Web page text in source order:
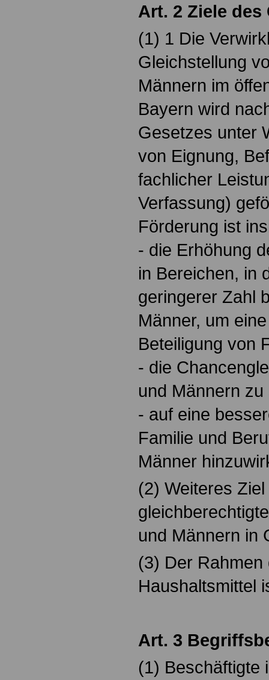
Art. 2 Ziele des
(1) 1 Die
Gleichstellung
Männern im
Bayern wird
Gesetzes unter
von Eignung,
fachlicher
Verfassung)
Förderung ist
- die Erhöhung
in Bereichen, in
geringerer Zahl
Männer, um
Beteiligung von
- die
und Männern
- auf eine
Familie und
Männer
(2) Weiteres
und Männern in
(3) Der
Haushaltsmittel
Art. 3
(1) Beschäftigte